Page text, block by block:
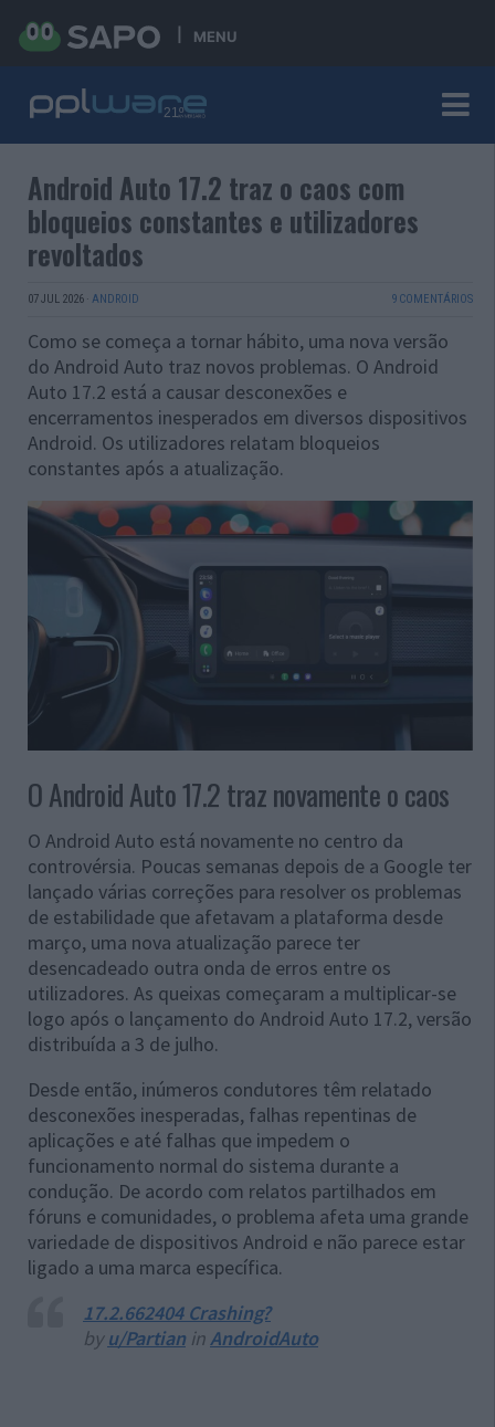
MENU
Android Auto 17.2 traz o caos com
bloqueios constantes e utilizadores
revoltados
07 JUL 2026 · ANDROID 9 COMENTÁRIOS
Como se começa a tornar hábito, uma nova versão
do Android Auto traz novos problemas. O Android
Auto 17.2 está a causar desconexões e
encerramentos inesperados em diversos dispositivos
Android. Os utilizadores relatam bloqueios
constantes após a atualização.
O Android Auto 17.2 traz novamente o caos
O Android Auto está novamente no centro da
controvérsia. Poucas semanas depois de a Google ter
lançado várias correções para resolver os problemas
de estabilidade que afetavam a plataforma desde
março, uma nova atualização parece ter
desencadeado outra onda de erros entre os
utilizadores. As queixas começaram a multiplicar-se
logo após o lançamento do Android Auto 17.2, versão
distribuída a 3 de julho.
Desde então, inúmeros condutores têm relatado
desconexões inesperadas, falhas repentinas de
aplicações e até falhas que impedem o
funcionamento normal do sistema durante a
condução. De acordo com relatos partilhados em
fóruns e comunidades, o problema afeta uma grande
variedade de dispositivos Android e não parece estar
ligado a uma marca específica.
17.2.662404 Crashing?
byu/Partian inAndroidAuto